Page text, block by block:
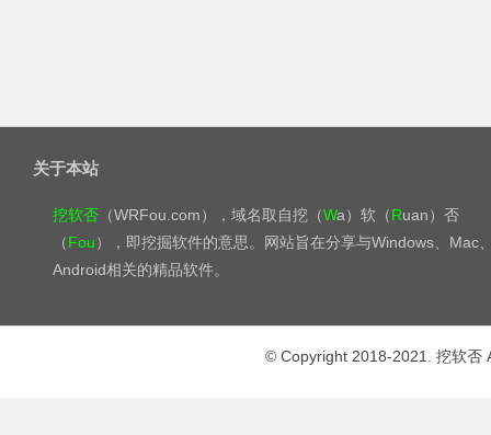
关于本站
挖软否（WRFou.com），域名取自挖（Wa）软（Ruan）否
（Fou），即挖掘软件的意思。网站旨在分享与Windows、Mac
Android相关的精品软件。
© Copyright 2018-2021. 挖软否